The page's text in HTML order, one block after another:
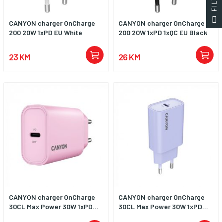
CANYON charger OnCharge
200 20W 1xPD EU White
23 KM
CANYON charger OnCharge
200 20W 1xPD 1xQC EU Black
26 KM
CANYON charger OnCharge
30CL Max Power 30W 1xPD...
CANYON charger OnCharge
30CL Max Power 30W 1xPD...